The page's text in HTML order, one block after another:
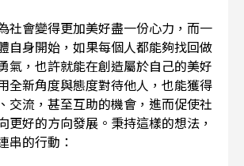
社會變得更加美好盡一份心力，而一
自身開始，如果每個人都能夠找回做
氣，也許就能在創造屬於自己的美好
全新角度與態度對待他人，也能獲得
交流，甚至互助的機會，進而促使社
更好的方向發展。秉持這樣的想法，
串的行動：